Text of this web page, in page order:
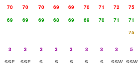
70 70 70 69 69 70 71 72 75
69 69 69 68 69 69 70 71 71
75
3 3 3 3 3 3 3 3 5